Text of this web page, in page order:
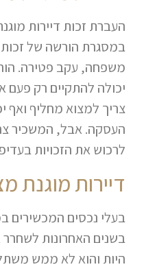
העברת זכות דיירות
במסגרת הורשה של זכות
משפחה, עקב פטירה.
יכולה להתקיים רק פעם
צריך למצוא מחליף ואף
העסקה. אבל, המשכיר
לרכוש את הזכויות
דיירות מוגנת
בעלי נכסים המכשירים
בשנים האחרונות
היות והוא לא ממש